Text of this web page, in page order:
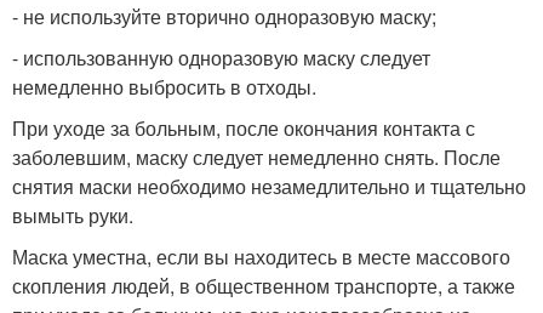
- не используйте вторично одноразовую маску;
- использованную одноразовую маску следует
немедленно выбросить в отходы.
При уходе за больным, после окончания контакта с
заболевшим, маску следует немедленно снять. После
снятия маски необходимо незамедлительно и тщательно
вымыть руки.
Маска уместна, если вы находитесь в месте массового
скопления людей, в общественном транспорте, а также